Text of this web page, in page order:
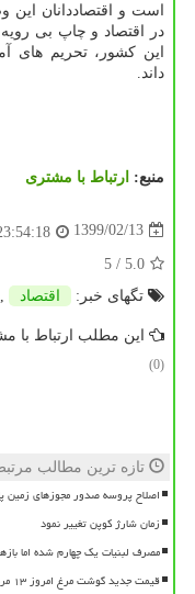
است و اقتصاددانان این
در اقتصاد و چاپ بی
این کشور، تحریم های
داند.
منبع: ارتباط با مشتری
1399/02/13
5.0
/ 5
تگهای خبر:
اقتصاد
این مطلب ارتباط با
(0)
تازه ترین مطالب
اصلاح پروسه صدور مجوزهای زمین
زمان شارژ کوپن تغییر نمود
مصرف لبنیات یک چهارم شده اما
قیمت جدید گوشت مرغ امروز ۱۳ مرداد ۱۴۰۵